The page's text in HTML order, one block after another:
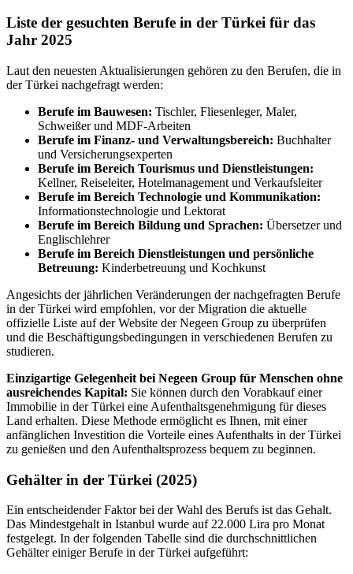
Liste der gesuchten Berufe in der Türkei für das
Jahr 2025
Laut den neuesten Aktualisierungen gehören zu den Berufen, die in
der Türkei nachgefragt werden:
Berufe im Bauwesen: Tischler, Fliesenleger, Maler,
Schweißer und MDF-Arbeiten
Berufe im Finanz- und Verwaltungsbereich: Buchhalter
und Versicherungsexperten
Berufe im Bereich Tourismus und Dienstleistungen:
Kellner, Reiseleiter, Hotelmanagement und Verkaufsleiter
Berufe im Bereich Technologie und Kommunikation:
Informationstechnologie und Lektorat
Berufe im Bereich Bildung und Sprachen: Übersetzer und
Englischlehrer
Berufe im Bereich Dienstleistungen und persönliche
Betreuung: Kinderbetreuung und Kochkunst
Angesichts der jährlichen Veränderungen der nachgefragten Berufe
in der Türkei wird empfohlen, vor der Migration die aktuelle
offizielle Liste auf der Website der Negeen Group zu überprüfen
und die Beschäftigungsbedingungen in verschiedenen Berufen zu
studieren.
Einzigartige Gelegenheit bei Negeen Group für Menschen ohne
ausreichendes Kapital: Sie können durch den Vorabkauf einer
Immobilie in der Türkei eine Aufenthaltsgenehmigung für dieses
Land erhalten. Diese Methode ermöglicht es Ihnen, mit einer
anfänglichen Investition die Vorteile eines Aufenthalts in der Türkei
zu genießen und den Aufenthaltsprozess bequem zu beginnen.
Gehälter in der Türkei (2025)
Ein entscheidender Faktor bei der Wahl des Berufs ist das Gehalt.
Das Mindestgehalt in Istanbul wurde auf 22.000 Lira pro Monat
festgelegt. In der folgenden Tabelle sind die durchschnittlichen
Gehälter einiger Berufe in der Türkei aufgeführt: